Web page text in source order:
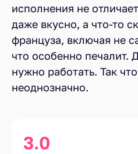
исполнения не
даже вкусно, а что-то
француза, включая не
что особенно печалит.
нужно работать. Так
неоднозначно.
3.0